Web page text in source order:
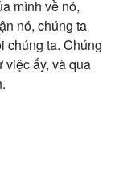
mình về nó,
nó, chúng ta
chúng ta. Chúng
việc ấy, và qua